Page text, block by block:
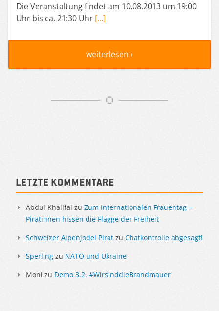
Die Veranstaltung findet am 10.08.2013 um 19:00
Uhr bis ca. 21:30 Uhr […]
weiterlesen ›
Sidebar
Letzte Kommentare
Abdul Khalifal zu Zum Internationalen Frauentag –
Piratinnen hissen die Flagge der Freiheit
Schweizer Alpenjodel Pirat zu Chatkontrolle abgesagt!
Sperling zu NATO und Ukraine
Moni zu Demo 3.2. #WirsinddieBrandmauer